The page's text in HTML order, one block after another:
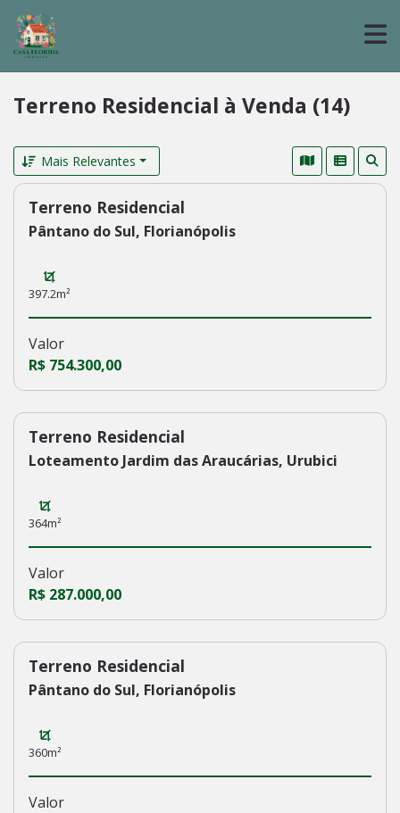
Terreno Residencial à Venda (14)
Mais Relevantes
237
Terreno Residencial
Pântano do Sul, Florianópolis
397.2m²
Valor
R$ 754.300,00
226
Terreno Residencial
Loteamento Jardim das Araucárias, Urubici
364m²
Valor
R$ 287.000,00
223
Terreno Residencial
Pântano do Sul, Florianópolis
360m²
Valor